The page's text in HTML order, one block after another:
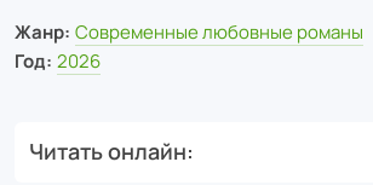
Жанр: Современные любовные романы
Год: 2026
Читать онлайн